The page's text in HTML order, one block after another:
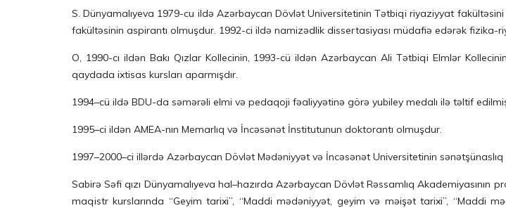
S. Dünyamalıyeva 1979-cu ildə Azərbaycan Dövlət Universitetinin Tətbiqi riyaziyyat
fakültəsinin aspirantı olmuşdur. 1992-ci ildə namizədlik dissertasiyası müdafiə edərək fizika-
O, 1990-cı ildən Bakı Qızlar Kollecinin, 1993-cü ildən Azərbaycan Ali Tətbiqi Elmlər
qaydada ixtisas kursları aparmışdır.
1994–cü ildə BDU-da səmərəli elmi və pedaqoji fəaliyyətinə görə yubiley medalı ilə təltif
1995–ci ildən AMEA-nın Memarlıq və İncəsənət İnstitutunun doktorantı olmuşdur.
1997–2000–ci illərdə Azərbaycan Dövlət Mədəniyyət və İncəsənət Universitetinin
Sabirə Səfi qızı Dünyamalıyeva hal–hazırda Azərbaycan Dövlət Rəssamlıq
maqistr kurslarında “Geyim tarixi”, “Maddi mədəniyyət, geyim və məişət tarixi”, “Maddi